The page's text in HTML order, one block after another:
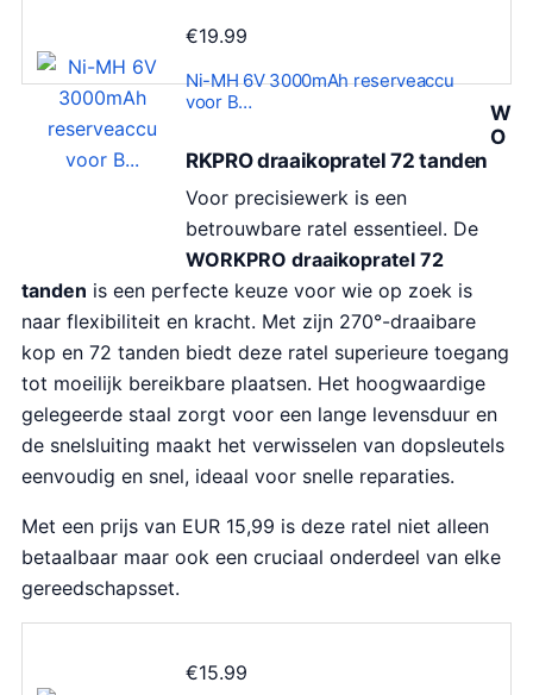
€19.99
Ni-MH 6V 3000mAh reserveaccu
voor B…
W
O
RKPRO draaikopratel 72 tanden
Voor precisiewerk is een
betrouwbare ratel essentieel. De
WORKPRO draaikopratel 72
tanden is een perfecte keuze voor wie op zoek is
naar flexibiliteit en kracht. Met zijn 270°-draaibare
kop en 72 tanden biedt deze ratel superieure toegang
tot moeilijk bereikbare plaatsen. Het hoogwaardige
gelegeerde staal zorgt voor een lange levensduur en
de snelsluiting maakt het verwisselen van dopsleutels
eenvoudig en snel, ideaal voor snelle reparaties.
Met een prijs van EUR 15,99 is deze ratel niet alleen
betaalbaar maar ook een cruciaal onderdeel van elke
gereedschapsset.
€15.99